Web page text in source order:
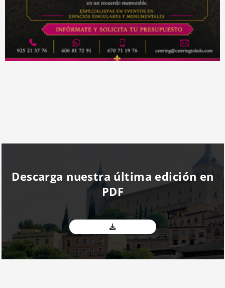
Descarga nuestra última edición en
PDF